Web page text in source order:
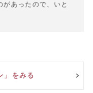
あったので、いと
」をみる